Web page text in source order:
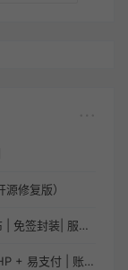
修复版）
2025全新APP分发系统源码发布 | 免签封装| 服务器直签 |
全新UI购物商城系统源码发布 | PHP + 易支付 | 账号密码注册